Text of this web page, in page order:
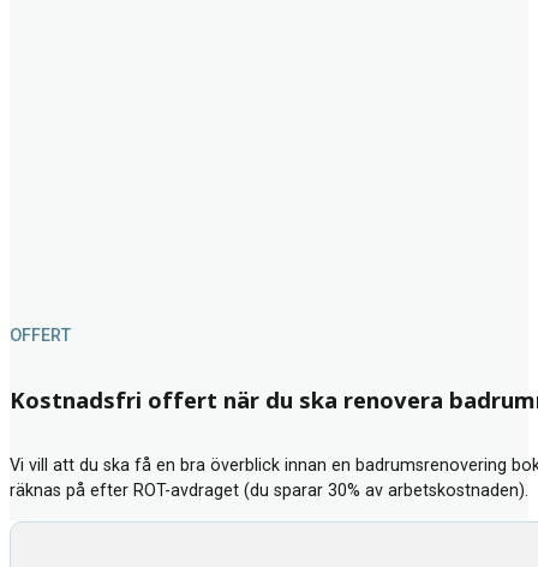
Kostnadsfri offert när du ska renovera
Vi vill att du ska få en bra överblick innan en badrumsrenovering
räknas på efter ROT-avdraget (du sparar 30% av arbetskostnaden).
OFFERT